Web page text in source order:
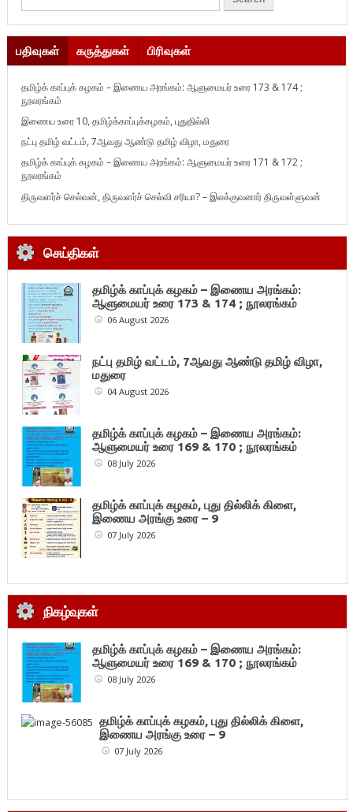
பதிவுகள் கருத்துகள் பிரிவுகள்
தமிழ்க் காப்புக் கழகம் – இணைய அரங்கம்: ஆளுமையர் உரை 173 & 174 ;
நூலரங்கம்
இணைய உரை 10, தமிழ்க்காப்புக்கழகம், புதுதில்லி
நட்பு தமிழ் வட்டம், 7ஆவது ஆண்டு தமிழ் விழா, மதுரை
தமிழ்க் காப்புக் கழகம் – இணைய அரங்கம்: ஆளுமையர் உரை 171 & 172 ;
நூலரங்கம்
திருவளர்ச் செல்வன், திருவளர்ச் செல்வி சரியா? – இலக்குவனார் திருவள்ளுவன்
செய்திகள்
தமிழ்க் காப்புக் கழகம் – இணைய அரங்கம்:
ஆளுமையர் உரை 173 & 174 ; நூலரங்கம்
06 August 2026
நட்பு தமிழ் வட்டம், 7ஆவது ஆண்டு தமிழ் விழா,
மதுரை
04 August 2026
தமிழ்க் காப்புக் கழகம் – இணைய அரங்கம்:
ஆளுமையர் உரை 169 & 170 ; நூலரங்கம்
08 July 2026
தமிழ்க் காப்புக் கழகம், புது தில்லிக் கிளை,
இணைய அரங்கு உரை – 9
07 July 2026
நிகழ்வுகள்
தமிழ்க் காப்புக் கழகம் – இணைய அரங்கம்:
ஆளுமையர் உரை 169 & 170 ; நூலரங்கம்
08 July 2026
தமிழ்க் காப்புக் கழகம், புது தில்லிக் கிளை,
இணைய அரங்கு உரை – 9
07 July 2026